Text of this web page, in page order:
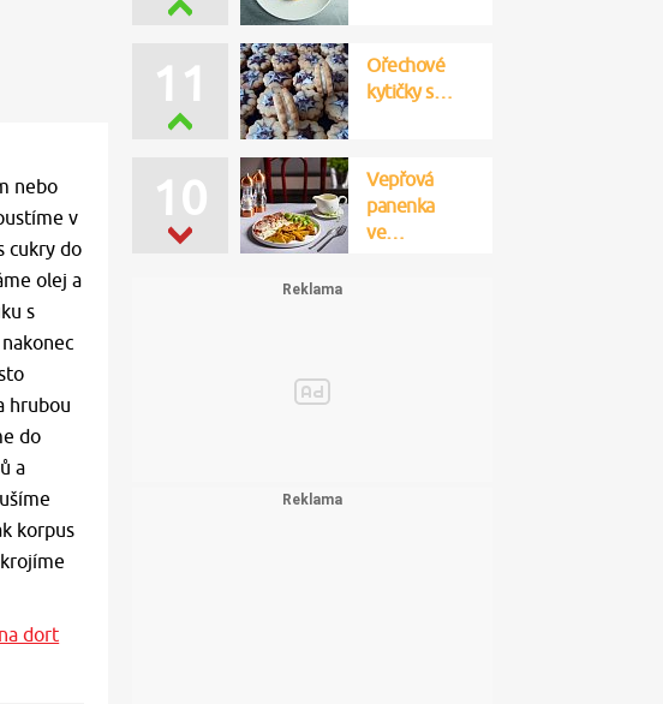
nebo
v
cukry do
olej a
s
hrubou
do
a
korpus
dort
10
Vepřová
panenka
ve…
11
Ořechové
kytičky s…